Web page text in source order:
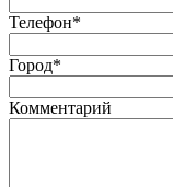
Телефон*
Город*
Комментарий